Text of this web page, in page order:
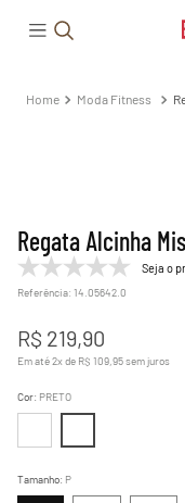
Moda Fitness
Regata Alcinha
Seja o
Referência: 14.05642.0
R$ 219,90
Em até2x de R$ 109 95sem juros
Tamanho: P
Cor: PRETO